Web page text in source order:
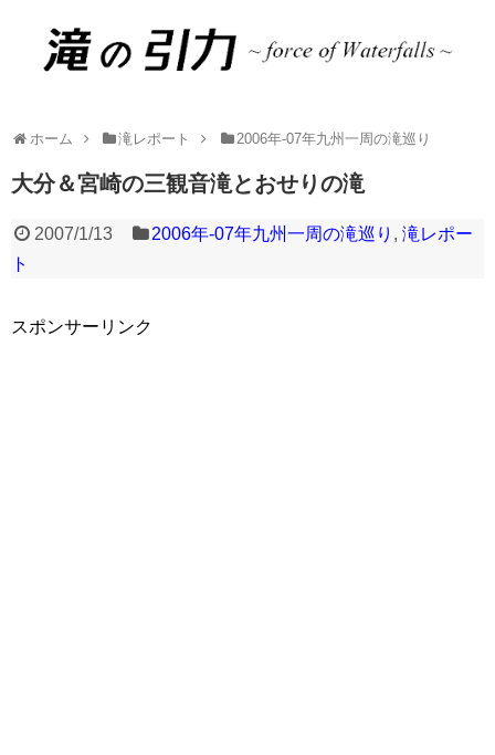
ホーム 滝レポート 2006年-07年九州一周の滝巡り
大分＆宮崎の三観音滝とおせりの滝
2007/1/13 2006年-07年九州一周の滝巡り ,滝レポー
ト
スポンサーリンク